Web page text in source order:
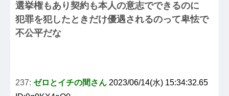
選挙権もあり契約も本人の意志でできるのに
犯罪を犯したときだけ優遇されるのって卑怯で
不公平だな
237: ゼロとイチの間さん 2023/06/14(水) 15:34:32.65